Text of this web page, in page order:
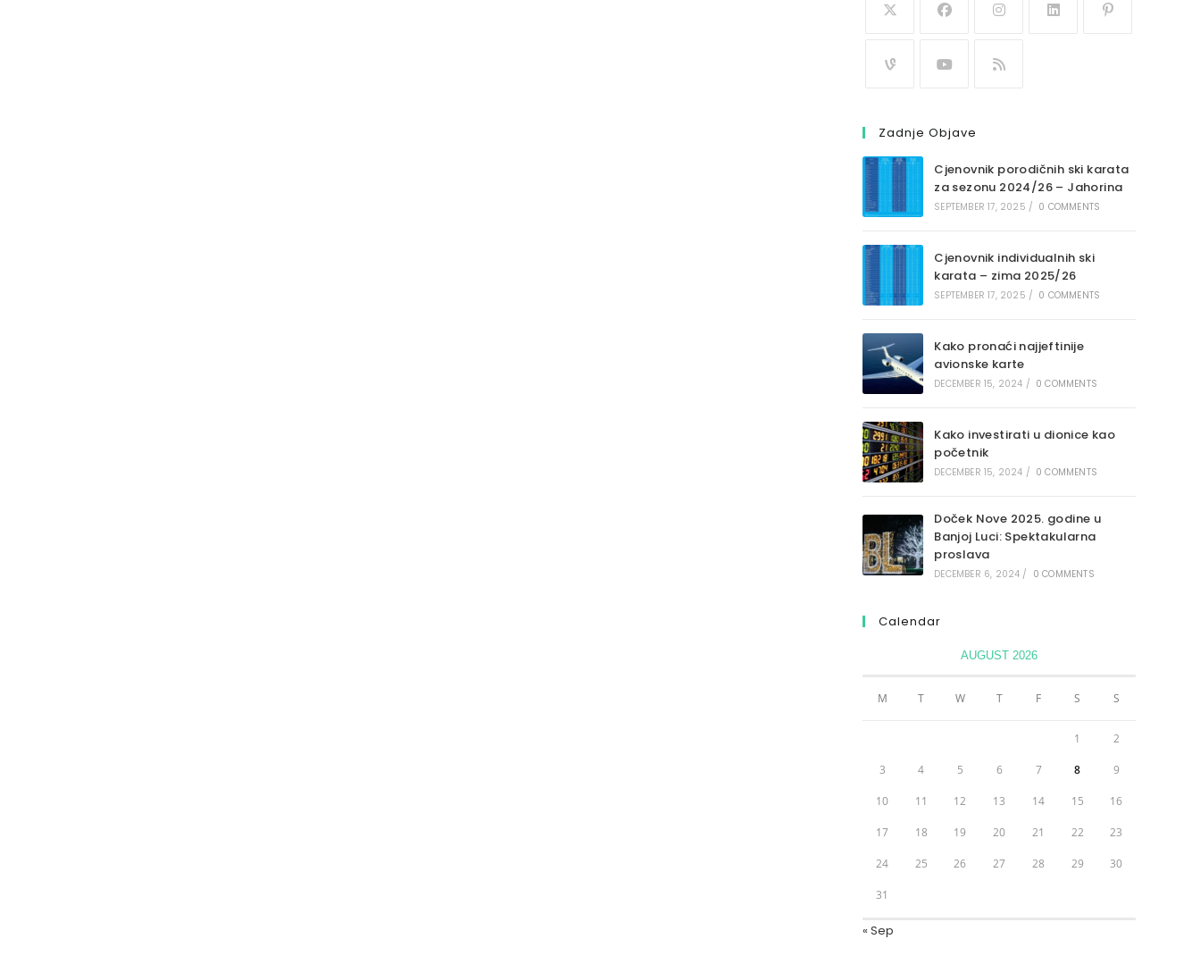
Zadnje Objave
Cjenovnik porodičnih ski karata
za sezonu 2024/26 – Jahorina
SEPTEMBER 17, 2025 / 0 COMMENTS
Cjenovnik individualnih ski
karata – zima 2025/26
SEPTEMBER 17, 2025 / 0 COMMENTS
Kako pronaći najjeftinije
avionske karte
DECEMBER 15, 2024 / 0 COMMENTS
Kako investirati u dionice kao
početnik
DECEMBER 15, 2024 / 0 COMMENTS
Doček Nove 2025. godine u
Banjoj Luci: Spektakularna
proslava
DECEMBER 6, 2024 / 0 COMMENTS
Calendar
AUGUST 2026
M T W T F S S
1 2
3 4 5 6 7 8 9
10 11 12 13 14 15 16
17 18 19 20 21 22 23
24 25 26 27 28 29 30
31
« Sep